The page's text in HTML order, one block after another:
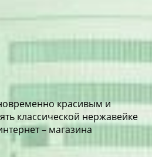
красивым и
классической нержавейке
– магазина